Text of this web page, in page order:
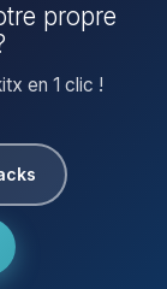
propre
en 1 clic !